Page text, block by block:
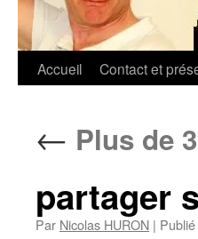
Accueil Contact et
← Plus de
partager
Par Nicolas HURON |